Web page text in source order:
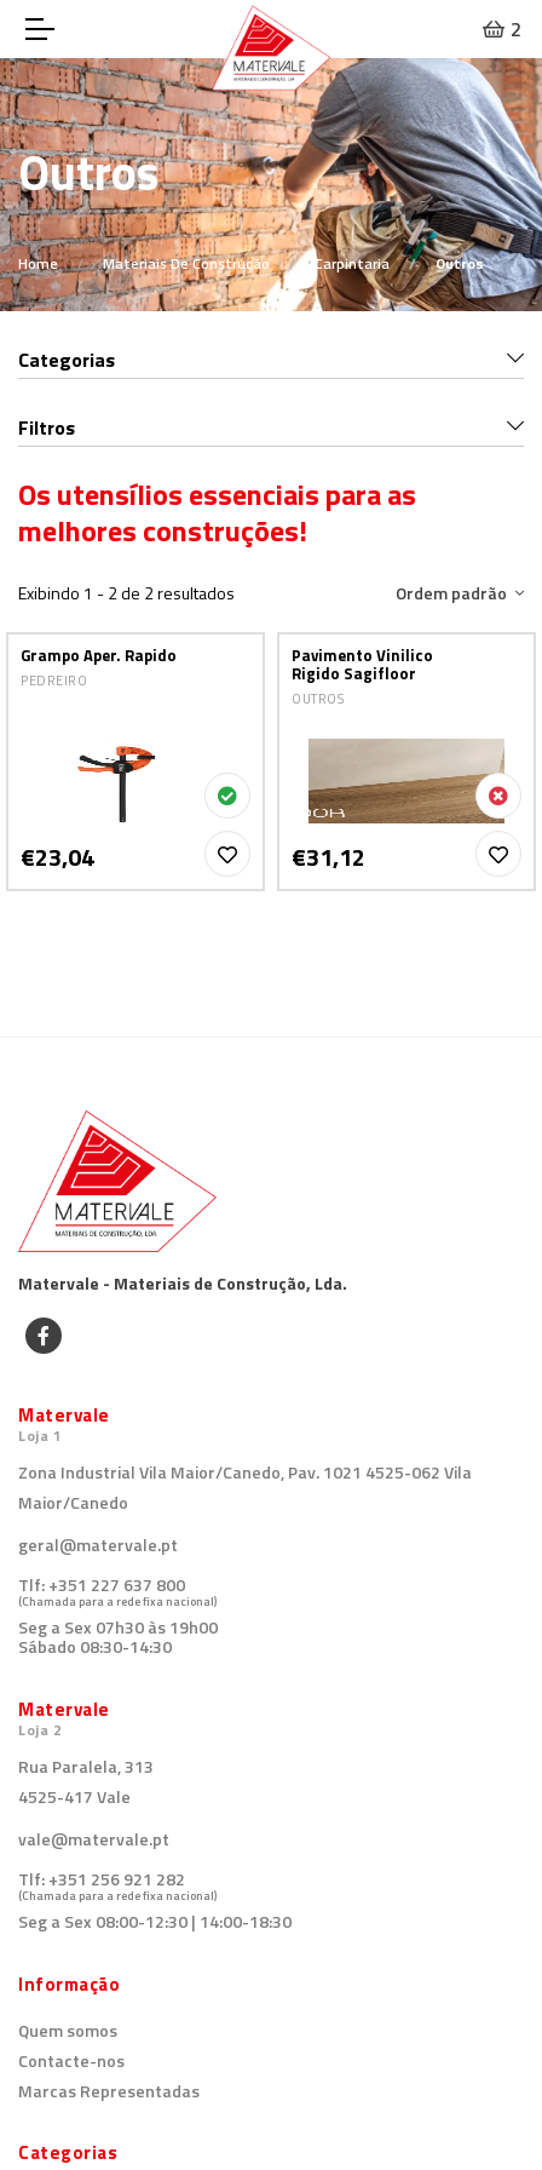
2
Outros
Home Materiais De Construção Carpintaria Outros
Categorias
Filtros
Os utensílios essenciais para as
melhores construções!
Exibindo 1 - 2 de 2 resultados Ordem padrão
Grampo Aper. Rapido
PEDREIRO
€23,04
Pavimento Vinilico
Rigido Sagifloor
OUTROS
€31,12
Matervale - Materiais de Construção, Lda.
Matervale
Loja 1
Zona Industrial Vila Maior/Canedo, Pav. 1021 4525-062 Vila
Maior/Canedo
geral@matervale.pt
Tlf:+351 227 637 800
(Chamada para a rede fixa nacional)
Seg a Sex 07h30 às 19h00
Sábado 08:30-14:30
Matervale
Loja 2
Rua Paralela, 313
4525-417 Vale
vale@matervale.pt
Tlf:+351 256 921 282
(Chamada para a rede fixa nacional)
Seg a Sex 08:00-12:30 | 14:00-18:30
Informação
Quem somos
Contacte-nos
Marcas Representadas
Categorias